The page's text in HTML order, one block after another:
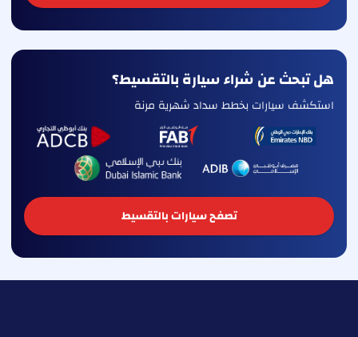
هل تبحث عن شراء سيارة بالتقسيط؟
استكشف سيارات بخطط سداد شهرية مرنة
تصفح سيارات بالتقسيط